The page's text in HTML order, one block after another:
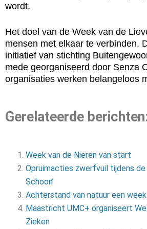
wordt.
Het doel van de Week van de
mensen met elkaar te verbinden.
initiatief van stichting
mede georganiseerd door Senza
organisaties werken belangeloos
Gerelateerde
Week van de Nieren van start
Opruimacties zwerfvuil tijdens de
Schoon’
Achterstand van natuur een
Maastricht UMC+ organiseert
Zieken